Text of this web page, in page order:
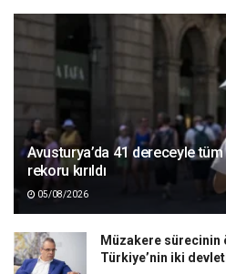
Avusturya’da 41 dereceyle tüm
rekoru kırıldı
05/08/2026
Müzakere sürecinin
Türkiye’nin iki